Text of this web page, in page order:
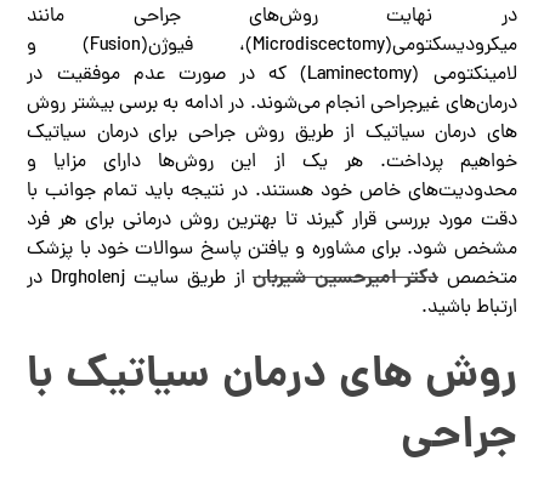
در نهایت روش‌های جراحی مانند
میکرودیسکتومی‌(Microdiscectomy)، فیوژن‌(Fusion) و
لامینکتومی‌ (Laminectomy) که در صورت عدم موفقیت در
درمان‌های غیرجراحی انجام می‌شوند. در ادامه به برسی بیشتر روش
های درمان سیاتیک از طریق روش جراحی برای درمان سیاتیک
خواهیم پرداخت. هر یک از این روش‌ها دارای مزایا و
محدودیت‌های خاص خود هستند. در نتیجه باید تمام جوانب با
دقت مورد بررسی قرار گیرند تا بهترین روش درمانی برای هر فرد
مشخص شود. برای مشاوره و یافتن پاسخ سوالات خود با پزشک
متخصص دکتر امیرحسین شیربان
از طریق سایت Drgholenj در
ارتباط باشید.
روش ‌های درمان سیاتیک با
جراحی